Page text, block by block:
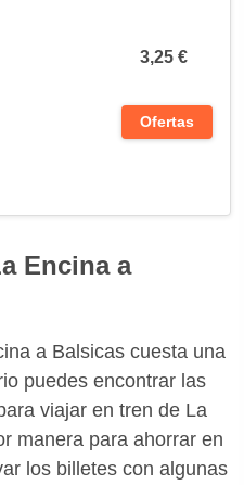
3,25 €
Ofertas
Encina a
a Balsicas cuesta una
puedes encontrar las
viajar en tren de La
manera para ahorrar en
los billetes con algunas